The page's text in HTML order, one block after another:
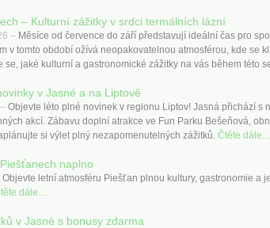
– Kulturní zážitky v srdci termálních lázní
– Měsíce od července do září představují ideální čas pro
v tomto období ožívá neopakovatelnou atmosférou, kde
se, jaké kulturní a gastronomické zážitky na vás během této
v Jasné a na Liptově
Objevte léto plné novinek v regionu Liptov! Jasná přichází s
akcí. Zábavu doplní atrakce ve Fun Parku Bešeňová,
si výlet plný nezapomenutelných zážitků. Čtěte dále…
naplno
Objevte letní atmosféru Piešťan plnou kultury, gastronomie a
dále…
v Jasné s bonusy zdarma